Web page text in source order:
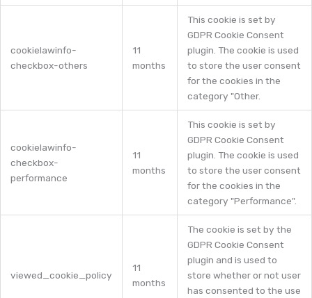
cookielawinfo-
checkbox-others
11
months
This cookie is set by
GDPR Cookie Consent
plugin. The cookie is used
to store the user consent
for the cookies in the
category "Other.
cookielawinfo-
checkbox-
performance
11
months
This cookie is set by
GDPR Cookie Consent
plugin. The cookie is used
to store the user consent
for the cookies in the
category "Performance".
viewed_cookie_policy
11
months
The cookie is set by the
GDPR Cookie Consent
plugin and is used to
store whether or not user
has consented to the use